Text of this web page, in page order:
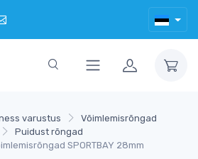
varustus
Võimlemisrõngad
Puidust rõngad
SPORTBAY 28mm